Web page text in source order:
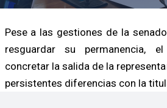
Pese a las gestiones de la
resguardar su permanencia,
concretar la salida de la
persistentes diferencias con la